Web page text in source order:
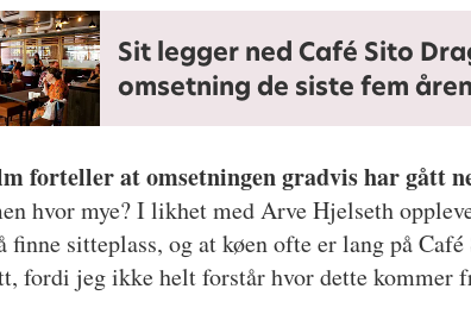
Sit legger ned Café Sito
omsetning de siste fem
forteller at omsetningen gradvis har gått
hvor mye? I likhet med Arve Hjelseth
finne sitteplass, og at køen ofte er lang på
fordi jeg ikke helt forstår hvor dette kommer